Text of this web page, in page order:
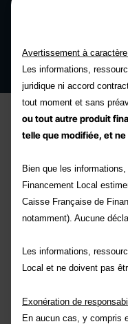
Avertissement à caractère
Les informations,
juridique ni accord
tout moment et sans
ou tout autre produit
telle que modifiée, et
Bien que les
Financement Local
Caisse Française de
notamment). Aucune
Les informations,
Local et ne doivent pas
Exonération de
En aucun cas, y compris
Retrouvez tous nos
Rechercher un document
Recherche